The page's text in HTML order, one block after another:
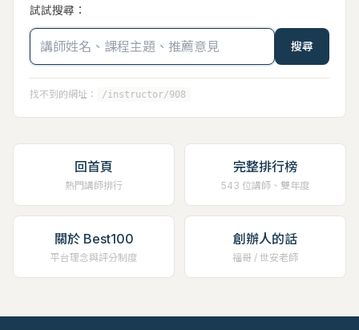
試試搜尋：
搜尋
找不到的網址： /instructor/908
回首頁
熱門講師排行
完整排行榜
543 位講師、雙年度
關於 Best100
平台理念與評分制度
創辦人的話
福哥 / 世安老師